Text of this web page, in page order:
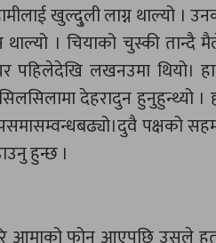
खुल्दु्ली लाग्न थाल्यो ।
। चियाको चुस्की तान्दै
लखनउमा थियो।
देहरादुन हुनुहुन्थ्यो ।
पक्षको
हुन्छ ।